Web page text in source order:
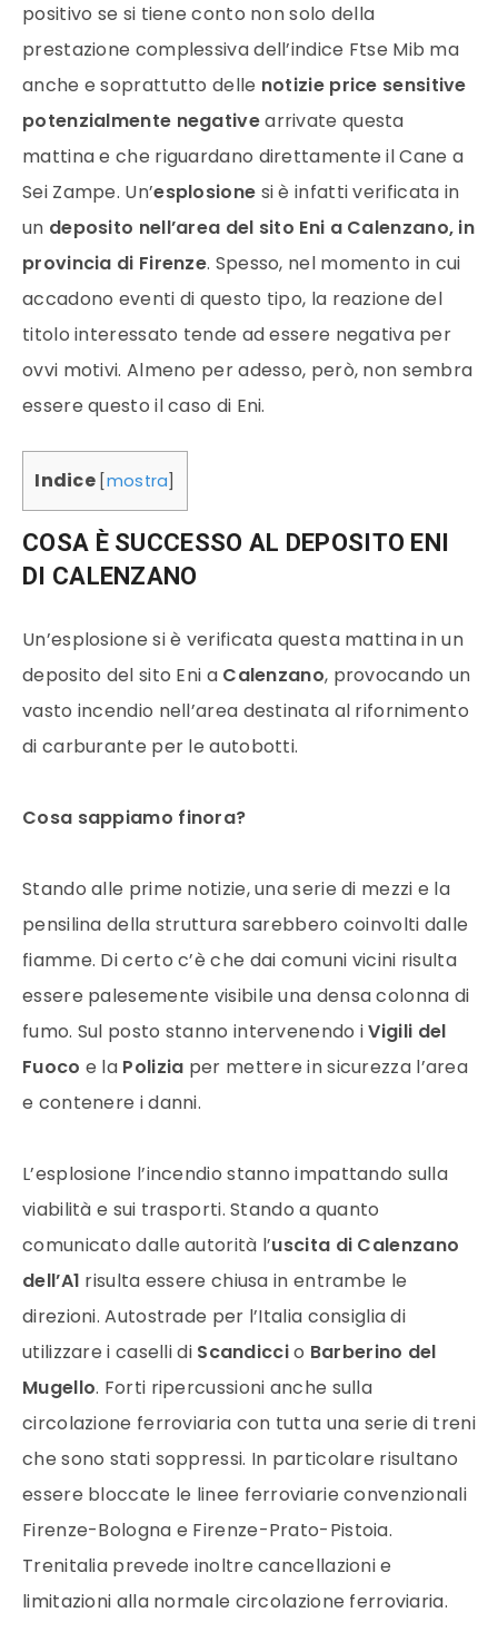
positivo se si tiene conto non solo della
prestazione complessiva dell’indice Ftse Mib ma
anche e soprattutto delle notizie price sensitive
potenzialmente negativearrivate questa
mattina e che riguardano direttamente il Cane a
Sei Zampe. Un’esplosione si è infatti verificata in
un deposito nell’area del sito Eni a Calenzano, in
provincia di Firenze. Spesso, nel momento in cui
accadono eventi di questo tipo, la reazione del
titolo interessato tende ad essere negativa per
ovvi motivi. Almeno per adesso, però, non sembra
essere questo il caso di Eni.
Indice [mostra
COSA È SUCCESSO AL DEPOSITO ENI
DI CALENZANO
Un’esplosione si è verificata questa mattina in un
deposito del sito Eni a Calenzano, provocando un
vasto incendio nell’area destinata al rifornimento
di carburante per le autobotti.
Cosa sappiamo finora?
Stando alle prime notizie, una serie di mezzi e la
pensilina della struttura sarebbero coinvolti dalle
fiamme. Di certo c’è che dai comuni vicini risulta
essere palesemente visibile una densa colonna di
fumo. Sul posto stanno intervenendo iVigili del
Fuoco e la Polizia per mettere in sicurezza l’area
e contenere i danni.
L’esplosione l’incendio stanno impattando sulla
viabilità e sui trasporti. Stando a quanto
comunicato dalle autorità l’uscita di Calenzano
dell’A1 risulta essere chiusa in entrambe le
direzioni. Autostrade per l’Italia consiglia di
utilizzare i caselli di Scandiccio Barberino del
Mugello. Forti ripercussioni anche sulla
circolazione ferroviaria con tutta una serie di treni
che sono stati soppressi. In particolare risultano
essere bloccate le linee ferroviarie convenzionali
Firenze-Bologna e Firenze-Prato-Pistoia.
Trenitalia prevede inoltre cancellazioni e
limitazioni alla normale circolazione ferroviaria.